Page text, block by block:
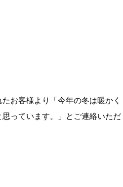
お客様より「今年の冬は暖かく
っています。」とご連絡いただ